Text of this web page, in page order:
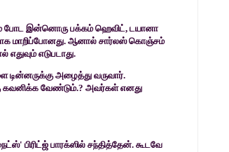
போட இன்னொருபக்கம் ஹெவிட் , டயானா
மாறிப்போனது. ஆனால் சார்லஸ் கொஞ்சம்
எடுபடாது.
டின்னருக்கு அழைத்து வருவார்.
கவனிக்க வேண்டும்.? அவர்கள் எனது
' பிரிட்ஜ் பாரக்ஸில் சந்தித்தேன். கூடவே